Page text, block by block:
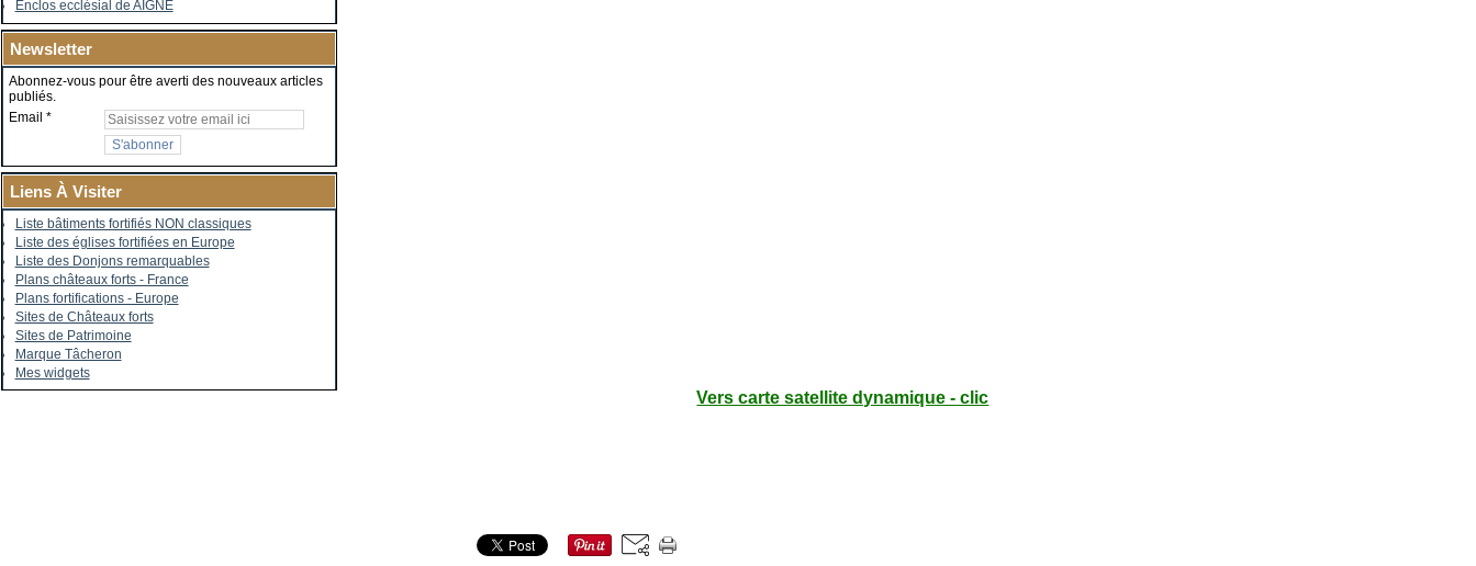
Enclos ecclésial de AIGNE
Newsletter
Abonnez-vous pour être averti des nouveaux articles
publiés.
Email
Liens À Visiter
Liste bâtiments fortifiés NON classiques
Liste des églises fortifiées en Europe
Liste des Donjons remarquables
Plans châteaux forts - France
Plans fortifications - Europe
Sites de Châteaux forts
Sites de Patrimoine
Marque Tâcheron
Mes widgets
Vers carte satellite dynamique - clic